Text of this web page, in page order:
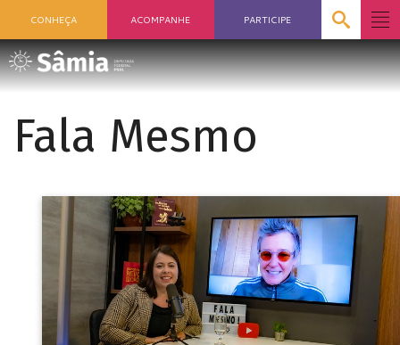
CONHEÇA ACOMPANHE PARTICIPE
Fala Mesmo